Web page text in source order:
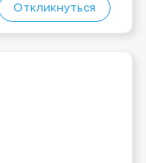
Откликнуться